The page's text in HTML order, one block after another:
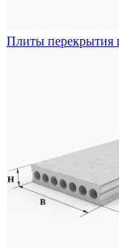
Плиты перекрытия